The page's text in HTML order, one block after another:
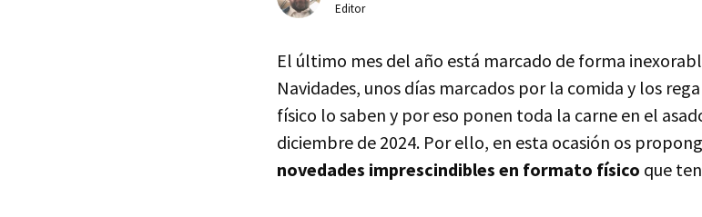
Editor
El último mes del año está marcado de forma
Navidades, unos días marcados por la comida y los
físico lo saben y por eso ponen toda la carne en el
diciembre de 2024. Por ello, en esta ocasión os
novedades imprescindibles en formato físico que